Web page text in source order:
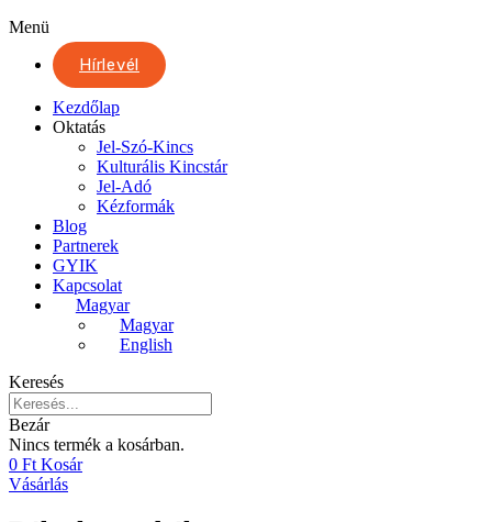
Menü
Hírlevél
Kezdőlap
Oktatás
Jel-Szó-Kincs
Kulturális Kincstár
Jel-Adó
Kézformák
Blog
Partnerek
GYIK
Kapcsolat
Magyar
Magyar
English
Keresés
Bezár
Nincs termék a kosárban.
0 Ft Kosár
Vásárlás